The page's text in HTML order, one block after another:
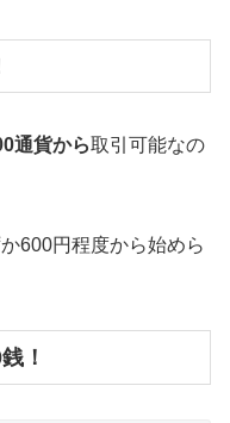
通貨から取引可能なの
600円程度から始めら
！